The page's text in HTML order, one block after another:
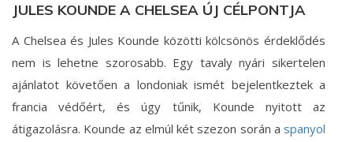
JULES KOUNDE A CHELSEA ÚJ CÉLPONTJA
A Chelsea és Jules Kounde közötti kölcsönös érdeklődés
nem is lehetne szorosabb. Egy tavaly nyári sikertelen
ajánlatot követően a londoniak ismét bejelentkeztek a
francia védőért, és úgy tűnik, Kounde nyitott az
átigazolásra. Kounde az elmúl két szezon során a spanyol